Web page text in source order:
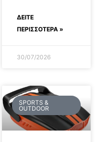
ΔΕΊΤΕ
ΠΕΡΙΣΣΟΤΕΡΑ »
30/07/2026
SPORTS &
OUTDOOR